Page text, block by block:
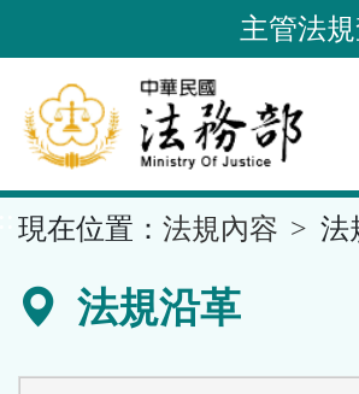
到
要
內
容
區
主管法
現在位置： 法規內容 法
法規沿革